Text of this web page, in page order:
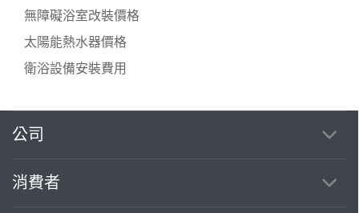
無障礙浴室改裝價格
太陽能熱水器價格
衛浴設備安裝費用
公司
消費者